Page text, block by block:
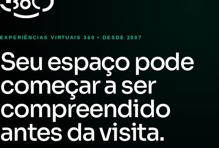
EXPERIÊNCIAS VIRTUAIS 360 • DESDE 2007
Seu espaço pode
começar a ser
compreendido
antes da visita.